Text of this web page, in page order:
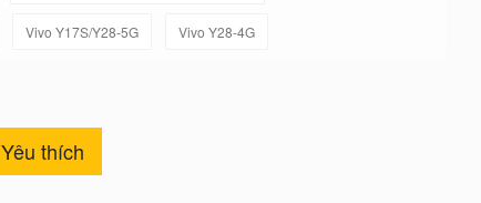
Vivo Y17S/Y28-5G Vivo Y28-4G
Yêu thích